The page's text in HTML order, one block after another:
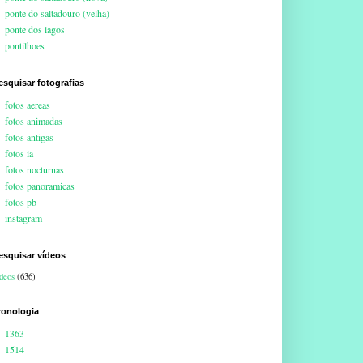
ponte do saltadouro (velha)
ponte dos lagos
pontilhoes
fotografias
fotos aereas
fotos animadas
fotos antigas
fotos ia
fotos nocturnas
fotos panoramicas
fotos pb
instagram
vídeos
(636)
1363
1514